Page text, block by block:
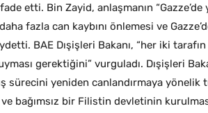
etti. Bin Zayid, anlaşmanın “Gazze’de
fazla can kaybını önlemesi ve
BAE Dışişleri Bakanı, “her iki
gerektiğini” vurguladı. Dışişleri
sürecini yeniden canlandırmaya yönelik
bağımsız bir Filistin devletinin